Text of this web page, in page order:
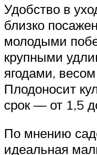
Удобство в
близко
молодыми
крупными
ягодами,
Плодоносит
срок — от 1,5
По мнению
идеальная